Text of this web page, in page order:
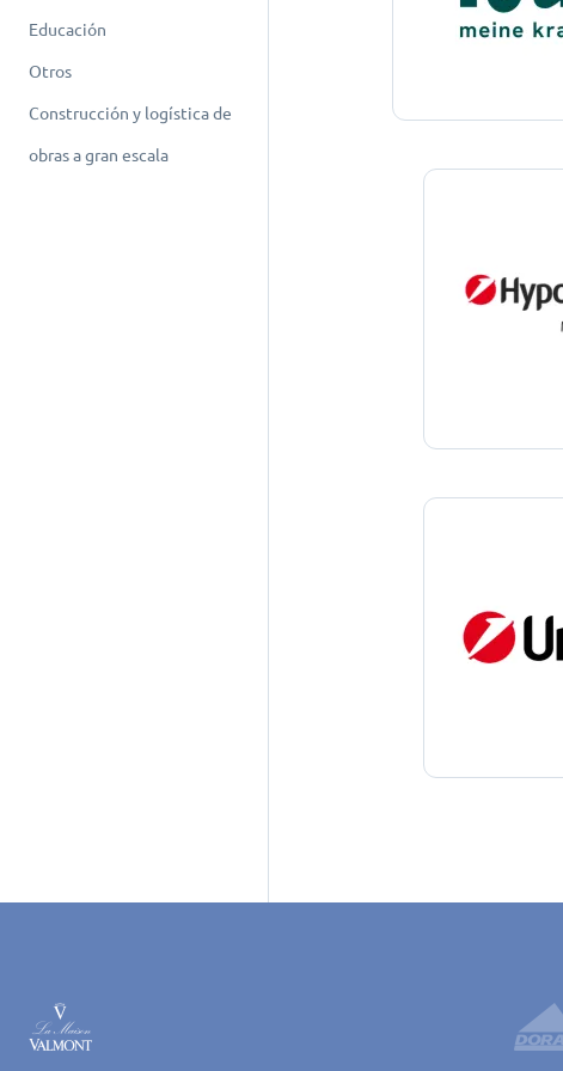
Educación
Otros
Construcción y logística de
obras a gran escala